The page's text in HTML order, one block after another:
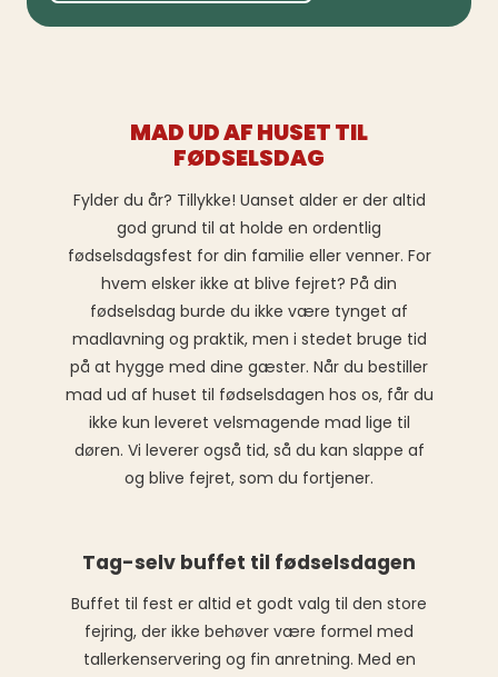
MAD UD AF HUSET TIL
FØDSELSDAG
Fylder du år? Tillykke! Uanset alder er der altid
god grund til at holde en ordentlig
fødselsdagsfest for din familie eller venner. For
hvem elsker ikke at blive fejret? På din
fødselsdag burde du ikke være tynget af
madlavning og praktik, men i stedet bruge tid
på at hygge med dine gæster. Når du bestiller
mad ud af huset til fødselsdagen hos os, får du
ikke kun leveret velsmagende mad lige til
døren. Vi leverer også tid, så du kan slappe af
og blive fejret, som du fortjener.
Tag-selv buffet til fødselsdagen
Buffet til fest er altid et godt valg til den store
fejring, der ikke behøver være formel med
tallerkenservering og fin anretning. Med en